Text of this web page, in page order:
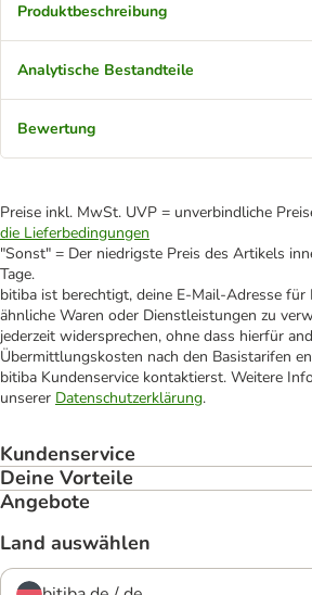
Produktbeschreibung
Analytische Bestandteile
Bewertung
Preise inkl. MwSt. UVP = unverbindliche
die Lieferbedingungen
"Sonst" = Der niedrigste Preis des Artikels
Tage.
bitiba ist berechtigt, deine E-Mail-Adresse
ähnliche Waren oder Dienstleistungen zu
jederzeit widersprechen, ohne dass hierfür
Übermittlungskosten nach den Basistarifen
bitiba Kundenservice kontaktierst. Weitere
unserer Datenschutzerklärung.
Kundenservice
Deine Vorteile
Angebote
Land auswählen